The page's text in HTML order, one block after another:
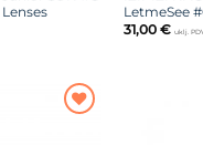
LetmeSee
31,00 € uklj.